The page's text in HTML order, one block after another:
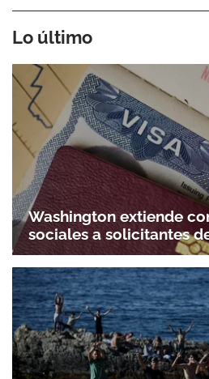
Lo último
Washington extiende
sociales a solicitantes